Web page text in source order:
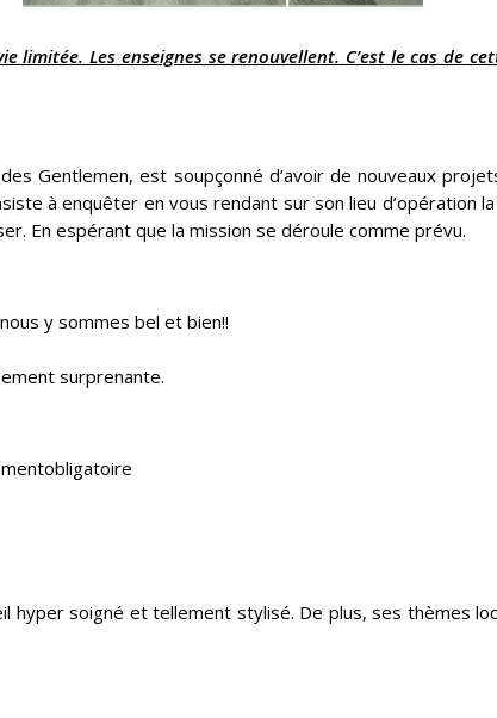
limitée. Les enseignes se renouvellent. C’est le cas de
Gentlemen, est soupçonné d’avoir de nouveaux
à enquêter en vous rendant sur son lieu d’opération
En espérant que la mission se déroule comme prévu.
y sommes bel et bien!!
surprenante.
hyper soigné et tellement stylisé. De plus, ses thèmes